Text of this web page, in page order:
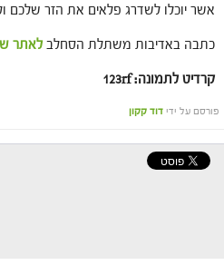
אשר יוכלו לשדרג פלאים את הזר שלכם
כתבה באדיבות משתלת הסחלבלאתר
קרדיט לתמונה: 123rf
פורסם על ידי דוד קקון